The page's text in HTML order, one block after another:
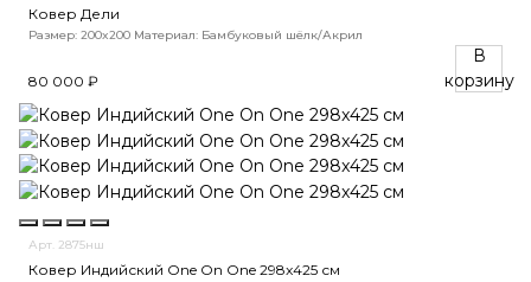
Ковер Дели
Размер: 200x200 Материал: Бамбуковый шёлк/Акрил
80 000 ₽
В
корзину
Арт. 2875нш
Ковер Индийский One On One 298x425 см